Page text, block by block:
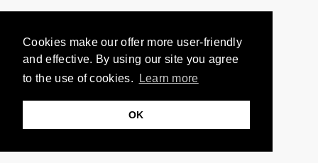
Cookies make our offer more user-friendly
and effective. By using our site you agree
to the use of cookies.
Learn more
OK